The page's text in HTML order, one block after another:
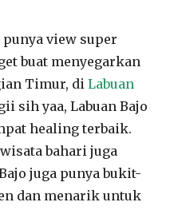
punya view super
buat menyegarkan
Timur, diLabuan
sih yaa, Labuan Bajo
healing terbaik.
bahari juga
juga punya bukit-
dan menarik untuk